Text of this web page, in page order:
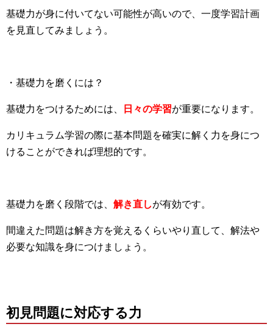
基礎力が身に付いてない可能性が高いので、一度学習計画
を見直してみましょう。
・基礎力を磨くには？
基礎力をつけるためには、 日々の学習が重要になります。
カリキュラム学習の際に基本問題を確実に解く力を身につ
けることができれば理想的です。
基礎力を磨く段階では、 解き直しが有効です。
間違えた問題は解き方を覚えるくらいやり直して、解法や
必要な知識を身につけましょう。
初見問題に対応する力